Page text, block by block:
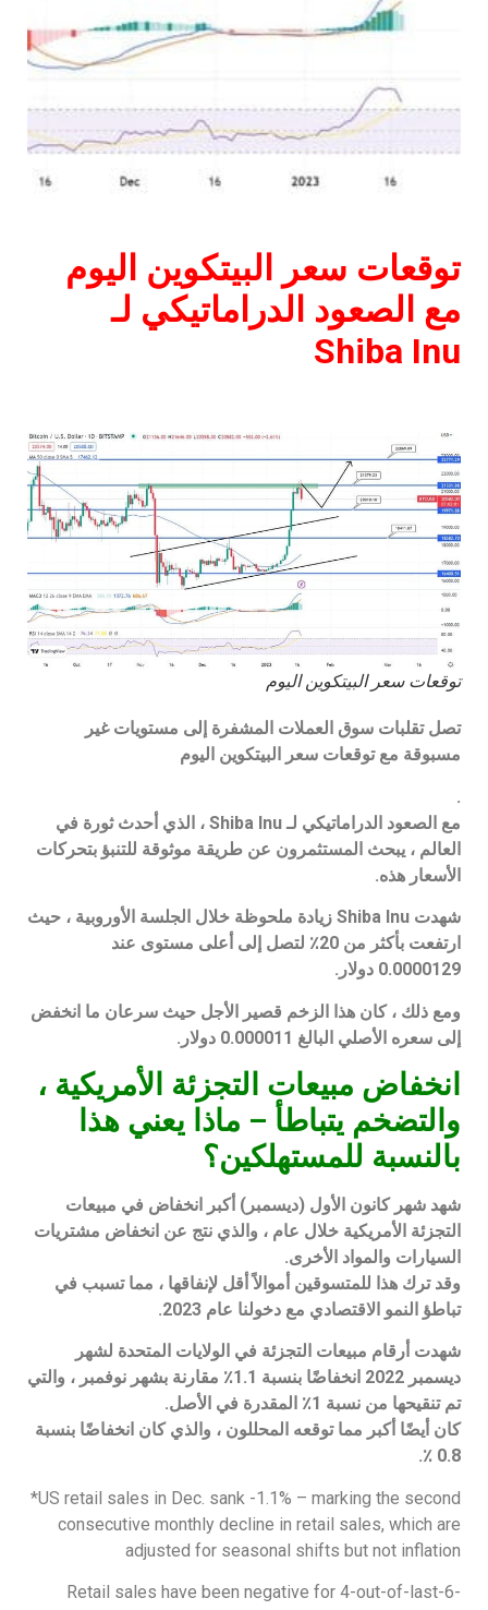
توقعات سعر البيتكوين اليوم
مع الصعود الدراماتيكي لـ
Shiba Inu
توقعات سعر البيتكوين اليوم
تصل تقلبات سوق العملات المشفرة إلى مستويات غير
مسبوقة معتوقعات سعر البيتكوين اليوم
.
مع الصعود الدراماتيكي لـ Shiba Inu ، الذي أحدث ثورة في
العالم ، يبحث المستثمرون عن طريقة موثوقة للتنبؤ بتحركات
الأسعار هذه.
شهدت Shiba Inu زيادة ملحوظة خلال الجلسة الأوروبية ، حيث
ارتفعت بأكثر من 20٪ لتصل إلى أعلى مستوى عند
0.0000129 دولار.
ومع ذلك ، كان هذا الزخم قصير الأجل حيث سرعان ما انخفض
إلى سعره الأصلي البالغ 0.000011 دولار.
انخفاض مبيعات التجزئة الأمريكية ،
والتضخم يتباطأ – ماذا يعني هذا
بالنسبة للمستهلكين؟
شهد شهر كانون الأول (ديسمبر) أكبر انخفاض في مبيعات
التجزئة الأمريكية خلال عام ، والذي نتج عن انخفاض مشتريات
السيارات والمواد الأخرى.
وقد ترك هذا للمتسوقين أموالاً أقل لإنفاقها ، مما تسبب في
تباطؤ النمو الاقتصادي مع دخولنا عام 2023.
شهدت أرقام مبيعات التجزئة في الولايات المتحدة لشهر
ديسمبر 2022 انخفاضًا بنسبة 1.1٪ مقارنة بشهر نوفمبر ، والتي
تم تنقيحها من نسبة 1٪ المقدرة في الأصل.
كان أيضًا أكبر مما توقعه المحللون ، والذي كان انخفاضًا بنسبة
0.8 ٪.
*US retail sales in Dec. sank -1.1% – marking the second
consecutive monthly decline in retail sales, which are
adjusted for seasonal shifts but not inflation
Retail sales have been negative for 4-out-of-last-6-